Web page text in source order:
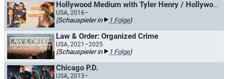
Hollywood Medium with Tyler Henry / Hollywood Medium - Superstars im Kontakt mit dem Jenseits
USA, 2016–
(Schauspieler in 1 Folge)
Law & Order: Organized Crime
USA, 2021–2025
(Schauspieler in 1 Folge)
Chicago P.D.
USA, 2013–